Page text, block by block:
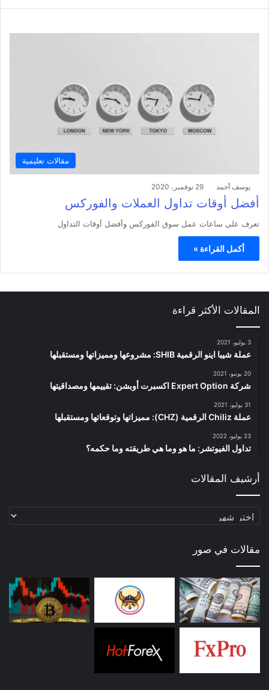
مقالات تعليمية
يوسف أحمد 29 نوفمبر، 2020
أفضل أوقات تداول العملات والفوركس
تعرف على ساعات عمل سوق الفوركس وأفضل أوقات التداول
أكمل القراءة »
المقالات الأكثر قراءة
3 يوليو، 2021
عملة شيبا اينو الرقمية SHIB: مشروعها ومميزاتها ومستقبلها
20 يونيو، 2021
شركة Expert Option اكسبرت أوبشن: تقييمها ومصداقيتها
31 يوليو، 2021
عملة Chiliz الرقمية (CHZ): مميزاتها وتوقعاتها ومستقبلها
23 يوليو، 2022
تداول الفيوتشر: ما هو وما هي طريقته وما حكمه؟
أرشيف المقالات
أرشيف
مقالات في صور